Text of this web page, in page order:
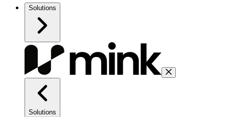
Solutions
Solutions